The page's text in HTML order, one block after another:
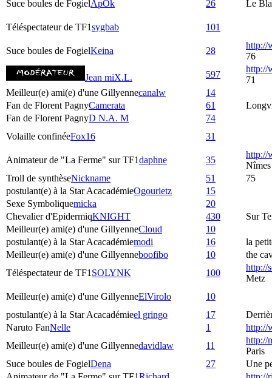
Suce boules de FogielApOk 26 Le
Téléspectateur de TF1sygbab 101
Suce boules de FogielKeina 28
http://
76
Jean miX.L. 597
http://
71
Meilleur(e) ami(e) d'une Gillyennecanalw
14
Fan de Florent PagnyCamerata 61
Fan de Florent PagnyD N.A. M
74
Volaille confinéeFox16 31
Animateur de "La Ferme" sur TF1daphne 35
http://
Nîmes
Troll de synthèseNickname 51
75
postulant(e) à la Star AcacadémieOgourietz
15
Sexe Symboliquemicka
20
Chevalier d'EpidermiqKNIGHT 430
Sur
Meilleur(e) ami(e) d'une GillyenneCloud
10
postulant(e) à la Star Acacadémiemodi 16
la
Meilleur(e) ami(e) d'une Gillyenneboofibo 10
the
Téléspectateur de TF1 SOLYNK 100
http://
Metz
Meilleur(e) ami(e) d'une GillyenneElVirolo
10
postulant(e) à la Star Acacadémieel gringo 17
Naruto FanNelle 1
http://
Meilleur(e) ami(e) d'une Gillyennedavidlaw 11
http://
Paris
Suce boules de FogielDena 27
Une